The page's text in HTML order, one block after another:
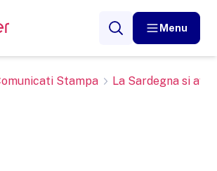
Menu
Stampa La Sardegna si